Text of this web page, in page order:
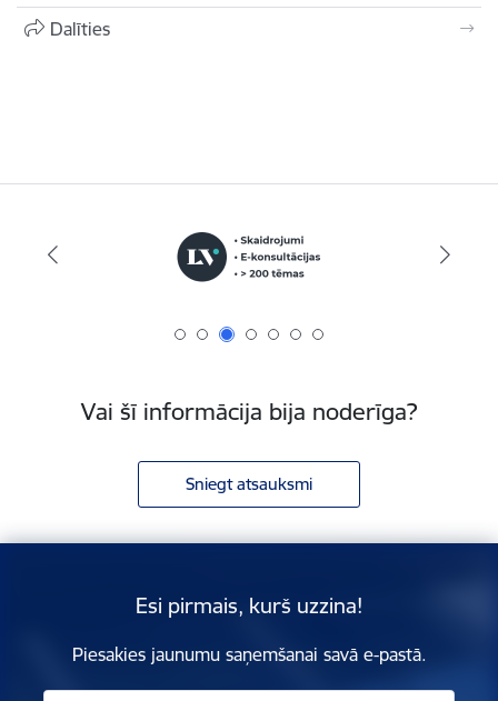
Dalīties
Vai šī informācija bija noderīga?
Sniegt atsauksmi
Esi pirmais, kurš uzzina!
Piesakies jaunumu saņemšanai savā e-pastā.